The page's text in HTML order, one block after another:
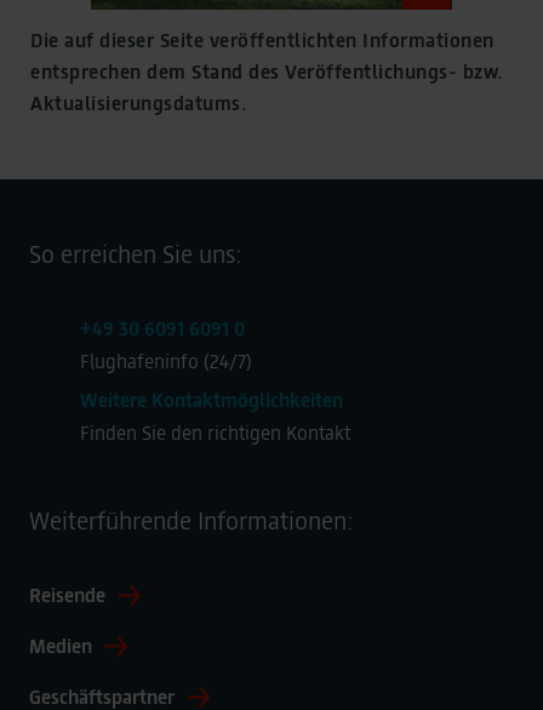
Die auf dieser Seite veröffentlichten Informationen
entsprechen dem Stand des Veröffentlichungs- bzw.
Aktualisierungsdatums.
So erreichen Sie uns:
+49 30 6091 6091 0
Flughafeninfo (24/7)
Weitere Kontaktmöglichkeiten
Finden Sie den richtigen Kontakt
Weiterführende Informationen:
Reisende
Medien
Geschäftspartner